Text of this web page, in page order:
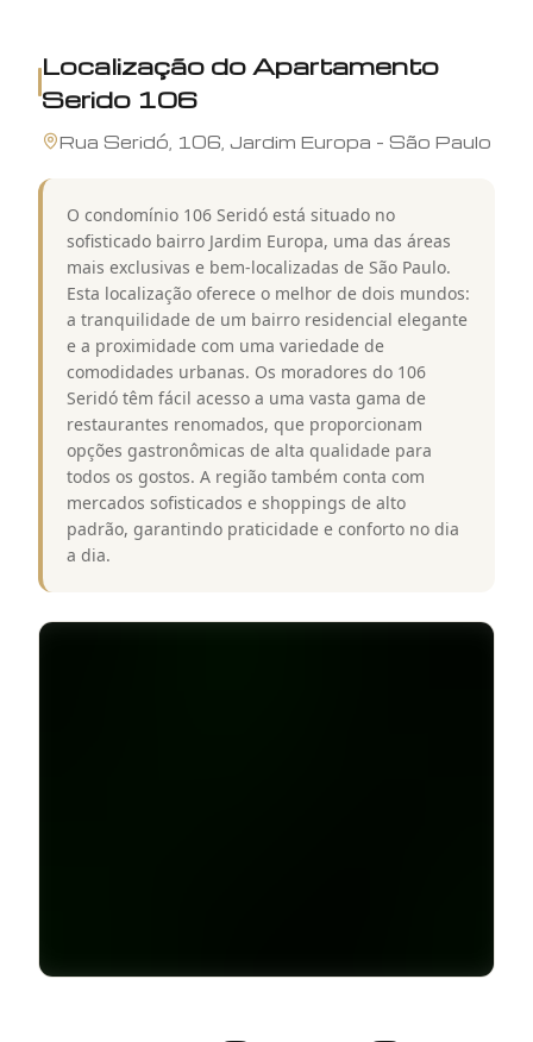
Localização do Apartamento
Serido 106
Rua Seridó 106 Jardim Europa - São Paulo
O condomínio 106 Seridó está situado no
sofisticado bairro Jardim Europa, uma das áreas
mais exclusivas e bem-localizadas de São Paulo.
Esta localização oferece o melhor de dois mundos:
a tranquilidade de um bairro residencial elegante
e a proximidade com uma variedade de
comodidades urbanas. Os moradores do 106
Seridó têm fácil acesso a uma vasta gama de
restaurantes renomados, que proporcionam
opções gastronômicas de alta qualidade para
todos os gostos. A região também conta com
mercados sofisticados e shoppings de alto
padrão, garantindo praticidade e conforto no dia
a dia.